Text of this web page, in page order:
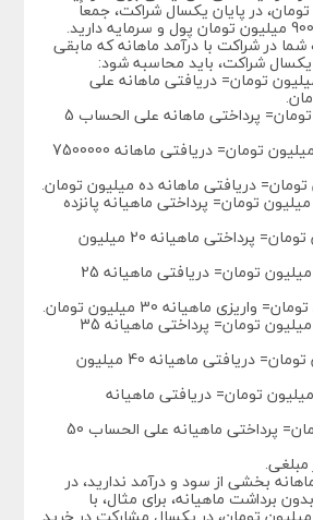
میلیون تومان، در پایان یکسال شراکت، جمعاً
در شراکت با درآمد ماهانه که مابقی
شراکت، باید محاسبه شود:
گذاری با 80 میلیون تومان= دریافتی ماهانه علی
شراکت با 100 میلیون تومان= پرداختی ماهانه علی الحساب 5
سرمایه گذاری با 150 میلیون تومان= دریافتی ماهانه 7500000
گذاری با 300 میلیون تومان= پرداختی ماهیانه پانزده
شراکت با 400 میلیون تومان= پرداختی ماهیانه 20 میلیون
سرمایه گذاری با 500 میلیون تومان= دریافتی ماهیانه 25
سرمایه گذاری با 700 میلیون تومان= پرداختی ماهیانه 35
شراکت با 800 میلیون تومان= دریافتی ماهیانه 40 میلیون
سرمایه گذاری با 900 میلیون تومان= دریافتی ماهیانه
شراکت با 1 میلیارد تومان= پرداختی ماهیانه علی الحساب 50
مبلغی.
بخشی از سود و درآمد ندارید، در
برداشت ماهیانه، برای مثال، با